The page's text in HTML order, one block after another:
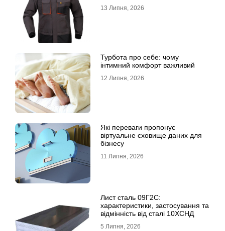
13 Липня, 2026
Турбота про себе: чому
інтимний комфорт важливий
12 Липня, 2026
Які переваги пропонує
віртуальне сховище даних для
бізнесу
11 Липня, 2026
Лист сталь 09Г2С:
характеристики, застосування та
відмінність від сталі 10ХСНД
5 Липня, 2026